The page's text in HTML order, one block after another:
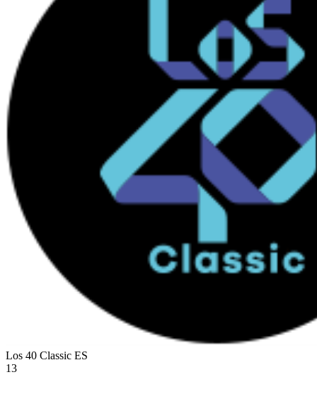
Los 40 Classic ES
13